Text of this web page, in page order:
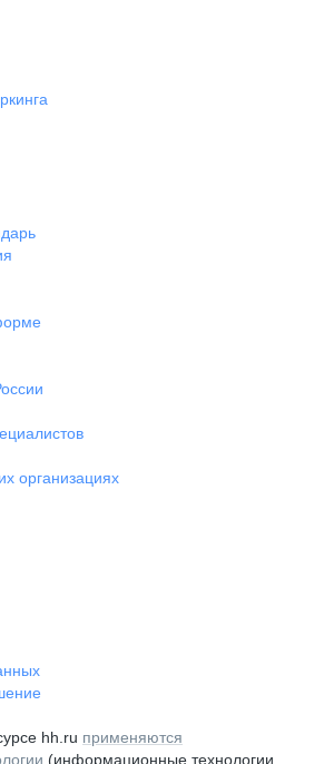
организациях
hh.ru применяются
(информационные технологии